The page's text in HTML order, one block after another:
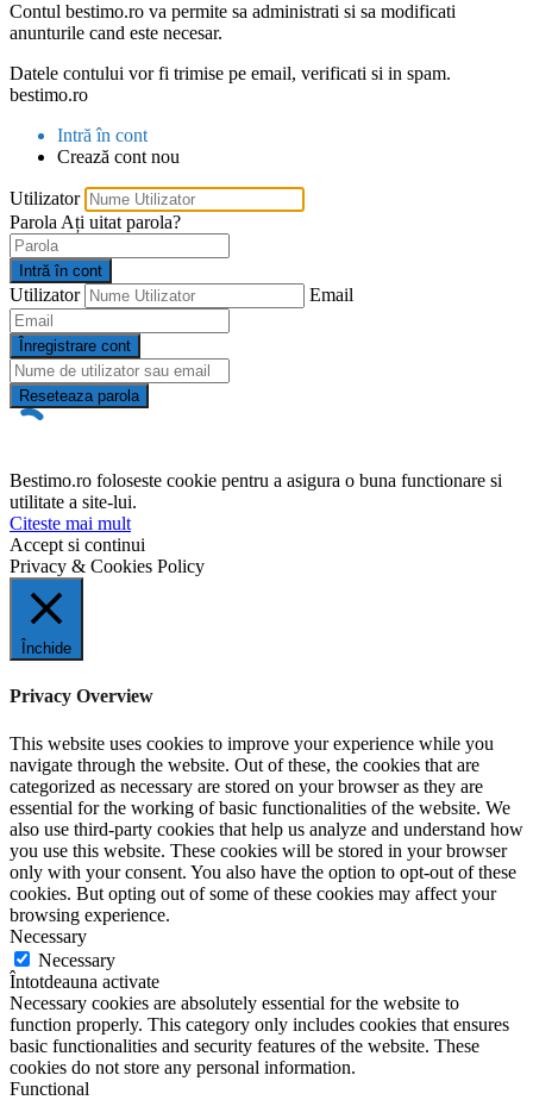
Contul bestimo.ro va permite sa administrati si sa modificati
anunturile cand este necesar.
Datele contului vor fi trimise pe email, verificati si in spam.
bestimo.ro
Intră în cont
Crează cont nou
Utilizator
Parola Ați uitat parola?
Intră în cont
Utilizator Email
Înregistrare cont
Reseteaza parola
Bestimo.ro foloseste cookie pentru a asigura o buna functionare si
utilitate a site-lui.
Citeste mai mult
Accept si continui
Privacy & Cookies Policy
Închide
Privacy Overview
This website uses cookies to improve your experience while you
navigate through the website. Out of these, the cookies that are
categorized as necessary are stored on your browser as they are
essential for the working of basic functionalities of the website. We
also use third-party cookies that help us analyze and understand how
you use this website. These cookies will be stored in your browser
only with your consent. You also have the option to opt-out of these
cookies. But opting out of some of these cookies may affect your
browsing experience.
Necessary
Necessary
Întotdeauna activate
Necessary cookies are absolutely essential for the website to
function properly. This category only includes cookies that ensures
basic functionalities and security features of the website. These
cookies do not store any personal information.
Functional